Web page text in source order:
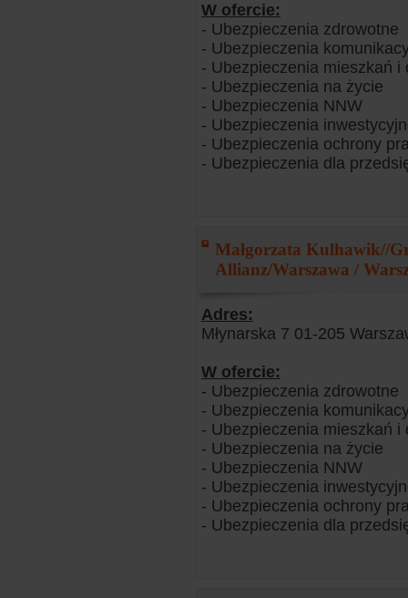
W ofercie:
- Ubezpieczenia zdrowotne
- Ubezpieczenia
- Ubezpieczenia mieszkań i
- Ubezpieczenia na życie
- Ubezpieczenia NNW
- Ubezpieczenia
- Ubezpieczenia ochrony
- Ubezpieczenia dla
Małgorzata Kulhawik//
Allianz/Warszawa /
Adres:
Młynarska 7 01-205
W ofercie:
- Ubezpieczenia zdrowotne
- Ubezpieczenia
- Ubezpieczenia mieszkań i
- Ubezpieczenia na życie
- Ubezpieczenia NNW
- Ubezpieczenia
- Ubezpieczenia ochrony
- Ubezpieczenia dla